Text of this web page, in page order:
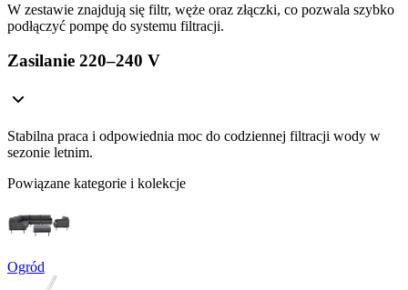
W zestawie znajdują się filtr, węże oraz złączki, co pozwala szybko
podłączyć pompę do systemu filtracji.
Zasilanie 220–240 V
Stabilna praca i odpowiednia moc do codziennej filtracji wody w
sezonie letnim.
Powiązane kategorie i kolekcje
Ogród